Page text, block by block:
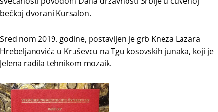
bečkoj dvorani Kursalon.
Sredinom 2019. godine, postavljen je grb Kneza Lazara
Hrebeljanovića u Kruševcu na Tgu kosovskih junaka, koji je
Jelena radila tehnikom mozaik.